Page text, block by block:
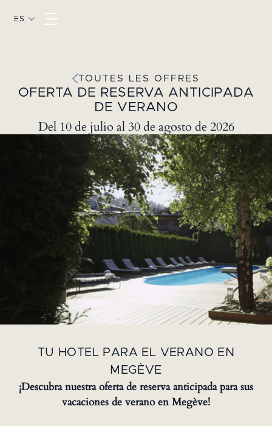
ES
TOUTES LES OFFRES
OFERTA DE RESERVA ANTICIPADA
DE VERANO
Del 10 de julio al 30 de agosto de 2026
TU HOTEL PARA EL VERANO EN
MEGÈVE
¡Descubra nuestra oferta de reserva anticipada para sus
vacaciones de verano en Megève!